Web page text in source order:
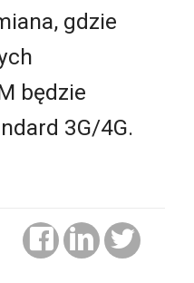
gdzie
będzie
3G/4G.